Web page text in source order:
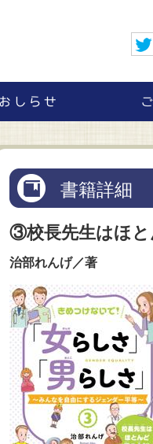
書籍詳細
③校長先生はほ
治部れんげ／著